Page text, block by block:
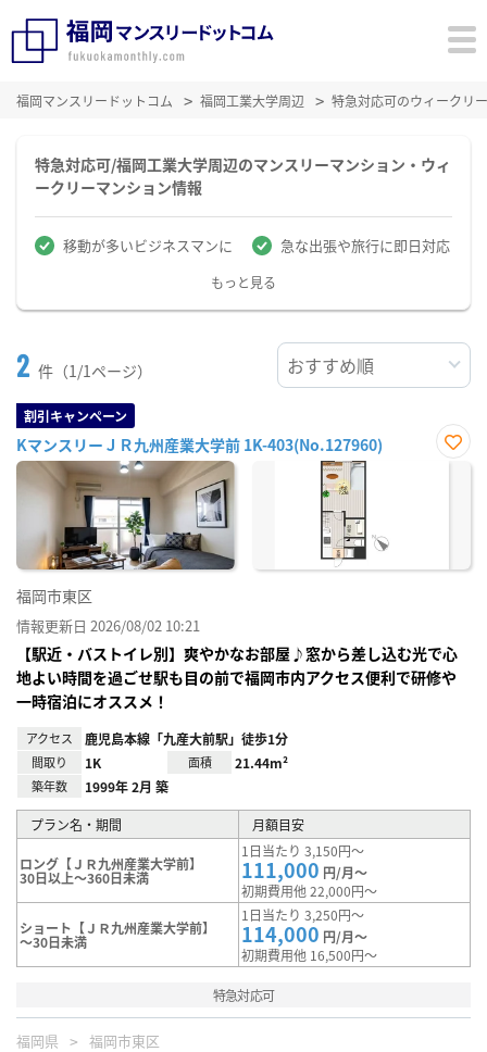
福岡マンスリードットコム 福岡工業大学周辺 特急対応可のウィークリ
特急対応可/福岡工業大学周辺のマンスリーマンション・ウィ
ークリーマンション情報
移動が多いビジネスマンに 急な出張や旅行に即日対応
もっと見る
2 件（1/1ページ）
割引キャンペーン
KマンスリーＪＲ九州産業大学前 1K-403(No.127960)
お気
福岡市東区
情報更新日 2026/08/02 10:21
【駅近・バストイレ別】爽やかなお部屋♪窓から差し込む光で心
地よい時間を過ごせ駅も目の前で福岡市内アクセス便利で研修や
一時宿泊にオススメ！
アクセス 鹿児島本線「九産大前駅」徒歩1分
間取り 1K 面積 21.44m²
築年数 1999年 2月 築
プラン名・期間 月額目安
ロング【ＪＲ九州産業大学前】
30日以上～360日未満
1日当たり 3,150円～
111,000 円/月～
初期費用他 22,000円～
ショート【ＪＲ九州産業大学前】
～30日未満
1日当たり 3,250円～
114,000 円/月～
初期費用他 16,500円～
特急対応可
福岡県 福岡市東区